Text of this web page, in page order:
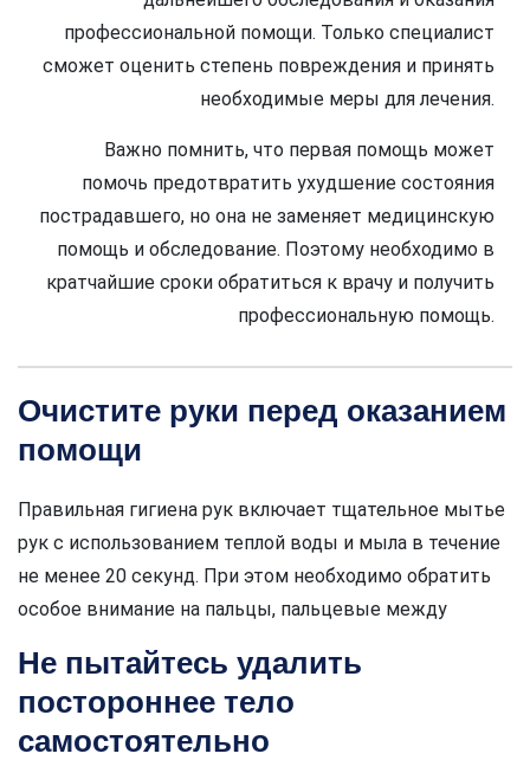
профессиональной помощи. Только специалист
сможет оценить степень повреждения и принять
необходимые меры для лечения.
Важно помнить, что первая помощь может
помочь предотвратить ухудшение состояния
пострадавшего, но она не заменяет медицинскую
помощь и обследование. Поэтому необходимо в
кратчайшие сроки обратиться к врачу и получить
профессиональную помощь.
Очистите руки перед оказанием
помощи
Правильная гигиена рук включает тщательное мытье
рук с использованием теплой воды и мыла в течение
не менее 20 секунд. При этом необходимо обратить
особое внимание на пальцы, пальцевые между
Не пытайтесь удалить
постороннее тело
самостоятельно